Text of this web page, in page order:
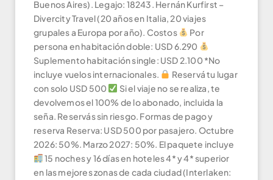
Buenos Aires). Legajo: 18243. Hernán Kurfirst –
Divercity Travel (20 años en Italia, 20 viajes
grupales a Europa por año). Costos
Por
persona en habitación doble: USD 6.290
Suplemento habitación single: USD 2.100 *No
incluye vuelos internacionales.
Reservá tu lugar
con solo USD 500
Si el viaje no se realiza, te
devolvemos el 100% de lo abonado, incluida la
seña. Reservás sin riesgo. Formas de pago y
reserva Reserva: USD 500 por pasajero. Octubre
2026: 50%. Marzo 2027: 50%. El paquete incluye
15 noches y 16 días en hoteles 4* y 4* superior
en las mejores zonas de cada ciudad (Interlaken: